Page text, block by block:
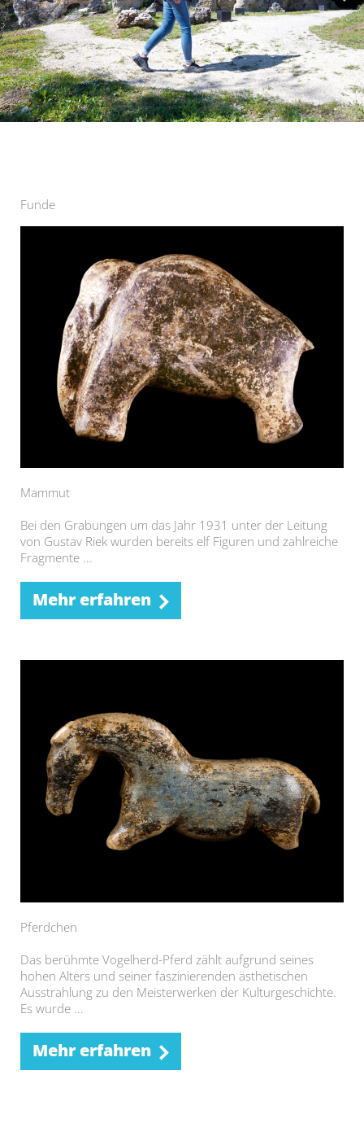
Funde
Mammut
Bei den Grabungen um das Jahr 1931 unter der Leitung
von Gustav Riek wurden bereits elf Figuren und zahlreiche
Fragmente ...
Mehr erfahren
Pferdchen
Das berühmte Vogelherd-Pferd zählt aufgrund seines
hohen Alters und seiner faszinierenden ästhetischen
Ausstrahlung zu den Meisterwerken der Kulturgeschichte.
Es wurde ...
Mehr erfahren